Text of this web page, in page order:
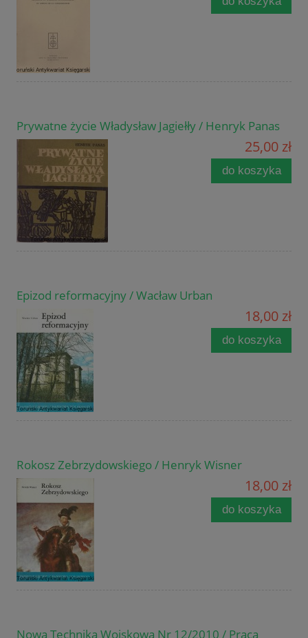
Prywatne życie Władysław Jagiełły / Henryk Panas
25,00 zł
do koszyka
Epizod reformacyjny / Wacław Urban
18,00 zł
do koszyka
Rokosz Zebrzydowskiego / Henryk Wisner
18,00 zł
do koszyka
Nowa Technika Wojskowa Nr 12/2010 / Praca